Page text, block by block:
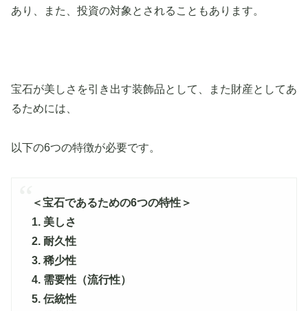
あり、また、投資の対象とされることもあります。
宝石が美しさを引き出す装飾品として、また財産としてあ
るためには、
以下の6つの特徴が必要です。
＜宝石であるための6つの特性＞
1. 美しさ
2. 耐久性
3. 稀少性
4. 需要性（流行性）
5. 伝統性